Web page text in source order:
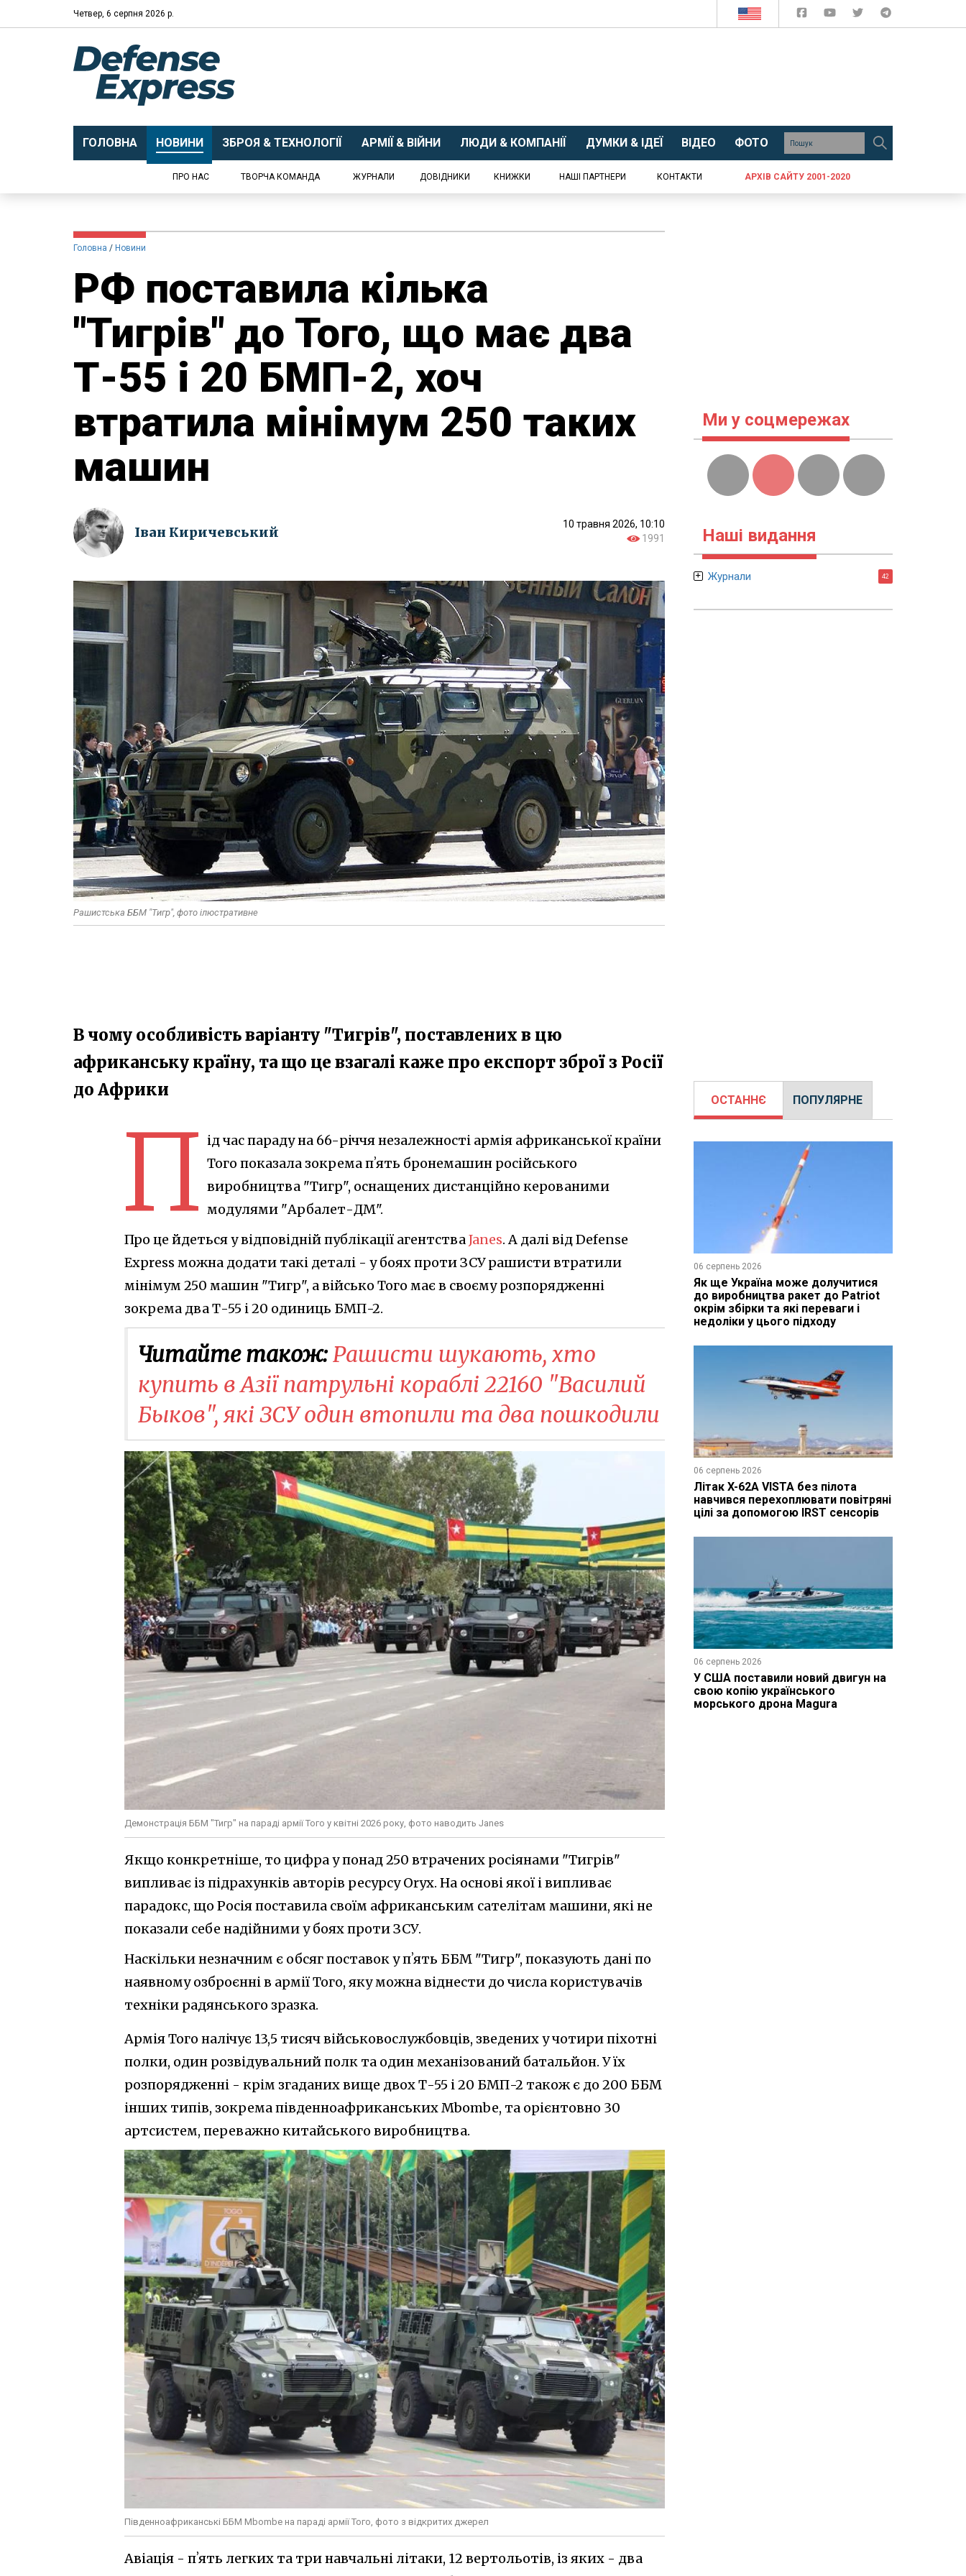
Четвер, 6 серпня 2026 р.
ГОЛОВНА НОВИНИ ЗБРОЯ & ТЕХНОЛОГІЇ АРМІЇ & ВІЙНИ ЛЮДИ & КОМПАНІЇ ДУМКИ & ІДЕЇ ВІДЕО ФОТО
ПРО НАС ТВОРЧА КОМАНДА ЖУРНАЛИ ДОВІДНИКИ КНИЖКИ НАШІ ПАРТНЕРИ КОНТАКТИ АРХІВ САЙТУ 2001-2020
Головна Новини
РФ поставила кілька
"Тигрів" до Того, що має два
Т-55 і 20 БМП-2, хоч
втратила мінімум 250 таких
машин
Іван Киричевський
10 травня 2026, 10:10
1991
Рашистська ББМ "Тигр", фото ілюстративне
В чому особливість варіанту "Тигрів", поставлених в цю
африканську країну, та що це взагалі каже про експорт зброї з Росії
до Африки
П ід час параду на 66-річчя незалежності армія африканської країни
Того показала зокрема пʼять бронемашин російського
виробництва "Тигр", оснащених дистанційно керованими
модулями "Арбалет-ДМ".
Про це йдеться у відповідній публікації агентства Janes. А далі від Defense
Express можна додати такі деталі - у боях проти ЗСУ рашисти втратили
мінімум 250 машин "Тигр", а військо Того має в своєму розпорядженні
зокрема два Т-55 і 20 одиниць БМП-2.
Читайте також:Рашисти шукають, хто
купить в Азії патрульні кораблі 22160 "Василий
Быков", які ЗСУ один втопили та два пошкодили
Демонстрація ББМ "Тигр" на параді армії Того у квітні 2026 року, фото наводить Janes
Якщо конкретніше, то цифра у понад 250 втрачених росіянами "Тигрів"
випливає із підрахунків авторів ресурсу Oryx. На основі якої і випливає
парадокс, що Росія поставила своїм африканським сателітам машини, які не
показали себе надійними у боях проти ЗСУ.
Наскільки незначним є обсяг поставок у пʼять ББМ "Тигр", показують дані по
наявному озброєнні в армії Того, яку можна віднести до числа користувачів
техніки радянського зразка.
Армія Того налічує 13,5 тисяч військовослужбовців, зведених у чотири піхотні
полки, один розвідувальний полк та один механізований батальйон. У їх
розпорядженні - крім згаданих вище двох Т-55 і 20 БМП-2 також є до 200 ББМ
інших типів, зокрема південноафриканських Mbombe, та орієнтовно 30
артсистем, переважно китайського виробництва.
Південноафриканські ББМ Mbombe на параді армії Того, фото з відкритих джерел
Авіація - пʼять легких та три навчальні літаки, 12 вертольотів, із яких - два
Ми у соцмережах
Наші видання
Журнали 42
ОСТАННЄ ПОПУЛЯРНЕ
06 серпень 2026
Як ще Україна може долучитися
до виробництва ракет до Patriot
окрім збірки та які переваги і
недоліки у цього підходу
06 серпень 2026
Літак X-62A VISTA без пілота
навчився перехоплювати повітряні
цілі за допомогою IRST сенсорів
06 серпень 2026
У США поставили новий двигун на
свою копію українського
морського дрона Magura